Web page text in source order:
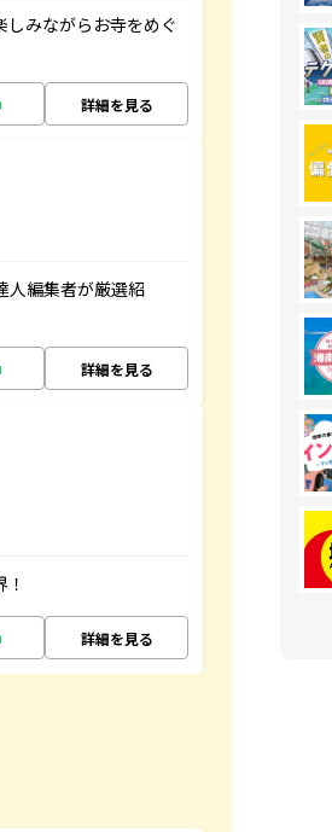
みながらお寺をめぐ
詳細を見る
人編集者が厳選紹
詳細を見る
詳細を見る